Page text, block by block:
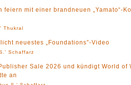
feiern mit einer brandneuen „Yamato“-
Thukral
neuestes „Foundations”-Video
Schaffarz
Sale 2026 und kündigt World of
an